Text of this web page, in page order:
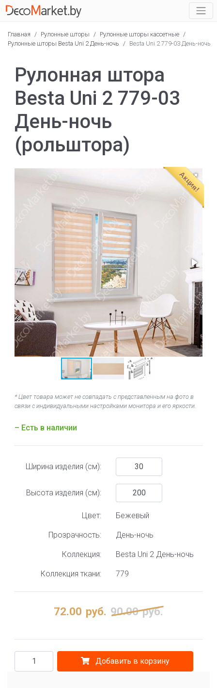
Главная / Рулонные шторы / Рулонные шторы кассетные /
Рулонные шторы Besta Uni 2 День-ночь / Besta Uni 2 779-03 День-ночь
Рулонная штора
Besta Uni 2 779-03
День-ночь
(рольштора)
Акция!
* Цвет товара может не совпадать с представленным на фото в
связи с индивидуальными настройками монитора и его яркости.
– Есть в наличии
Ширина изделия (см):
Высота изделия (см):
Цвет: Бежевый
Прозрачность: День-ночь
Коллекция: Besta Uni 2 День-ночь
Коллекция ткани: 779
72.00 руб. 90.00 руб.
Добавить в корзину